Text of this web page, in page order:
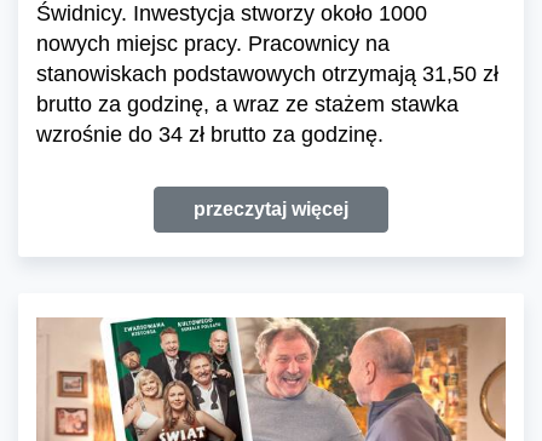
Świdnicy. Inwestycja stworzy około 1000
nowych miejsc pracy. Pracownicy na
stanowiskach podstawowych otrzymają 31,50 zł
brutto za godzinę, a wraz ze stażem stawka
wzrośnie do 34 zł brutto za godzinę.
przeczytaj więcej